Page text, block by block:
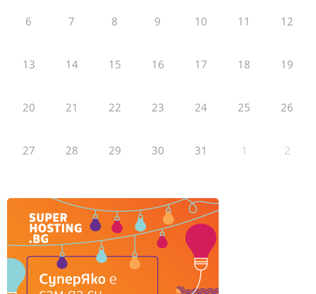
6 7 8 9 10 11 12
13 14 15 16 17 18 19
20 21 22 23 24 25 26
27 28 29 30 31 1 2